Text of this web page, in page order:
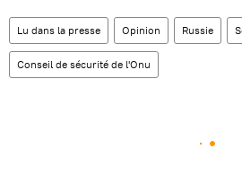
Lu dans la presse Opinion Russie
Conseil de sécurité de l'Onu